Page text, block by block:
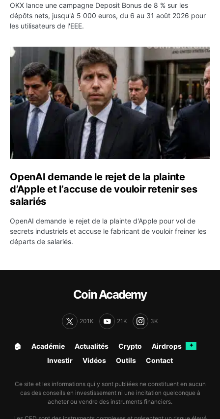
OKX lance une campagne Deposit Bonus de 8 % sur les
dépôts nets, jusqu'à 5 000 euros, du 6 au 31 août 2026 pour
les utilisateurs de l'EEE.
OpenAI demande le rejet de la plainte d’Apple et
OpenAI demande le rejet de la plainte
d’Apple et l’accuse de vouloir retenir ses
salariés
OpenAI demande le rejet de la plainte d'Apple pour vol de
secrets industriels et accuse le fabricant de vouloir freiner les
départs de salariés.
Coin Academy
201K 21K 3K
🏠︎ Académie Actualités Crypto Airdrops ✦
Investir Vidéos Outils Contact
Ce site et les informations qui y sont publiées ne constituent en aucun
cas des conseils en investissement ni une incitation quelconque à
acheter ou vendre des instruments financiers.